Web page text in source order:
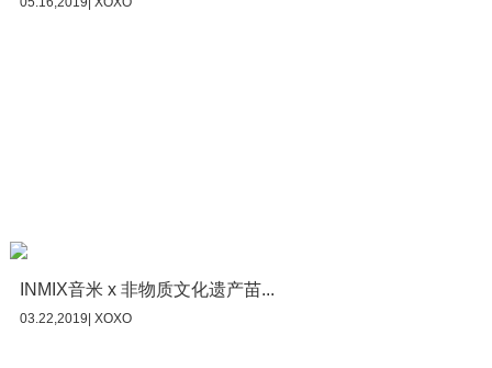
INMIX音米 x 非物质文化遗产苗...
03.22,2019| XOXO